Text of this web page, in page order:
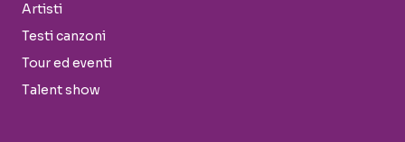
Artisti
Testi canzoni
Tour ed eventi
Talent show